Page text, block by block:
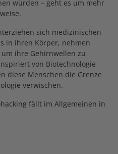
würden – geht es um mehr
sich medizinischen
in ihren Körper, nehmen
ihre Gehirnwellen zu
von Biotechnologie
diese Menschen die Grenze
verwischen.
fällt im Allgemeinen in